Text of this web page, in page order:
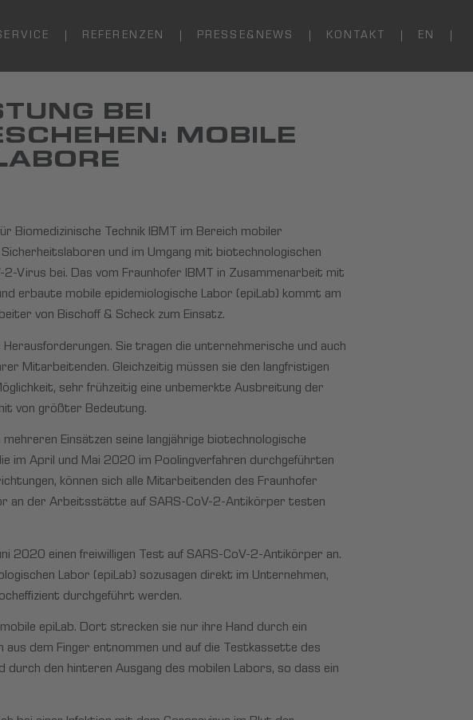
REFERENZEN PRESSE&NEWS KONTAKT EN
BEI
MOBILE
Technik IBMT im Bereich mobiler
und im Umgang mit biotechnologischen
Virus bei. Das vom Fraunhofer IBMT in Zusammenarbeit mit
erbaute mobile epidemiologische Labor (epiLab) kommt am
von Bischoff & Scheck zum Einsatz.
Sie tragen die unternehmerische und auch
Mitarbeitenden. Gleichzeitig müssen sie den langfristigen
sehr frühzeitig eine unbemerkte Ausbreitung der
von größter Bedeutung.
Einsätzen seine langjährige biotechnologische
im April und Mai 2020 im Poolingverfahren durchgeführten
können sich alle Mitarbeitenden des Fraunhofer
an der Arbeitsstätte auf SARS-CoV-2-Antikörper testen
2020 einen freiwilligen Test auf SARS-CoV-2-Antikörper an.
Labor (epiLab) sozusagen direkt im Unternehmen,
durchgeführt werden.
epiLab. Dort strecken sie nur ihre Hand durch ein
dem Finger entnommen und auf die Testkassette des
den hinteren Ausgang des mobilen Labors, so dass ein